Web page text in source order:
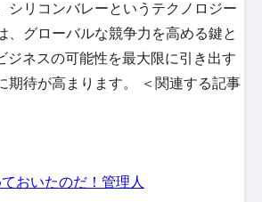
シリコンバレーというテクノロジー
、グローバルな競争力を高める鍵と
ジネスの可能性を最大限に引き出す
期待が高まります。 ＜関連する記事
おいたのだ！管理人